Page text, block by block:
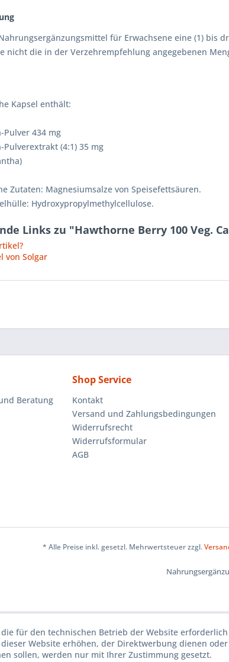
für Erwachsene eine (1) bis
nicht die in der Verzehrempfehlung angegebenen
Kapsel enthält:
434 mg
(4:1) 35 mg
Zutaten: Magnesiumsalze von Speisefettsäuren.
Hydroxypropylmethylcellulose.
Links zu "Hawthorne Berry 100 Veg.
von Solgar
Beratung
Shop Service
Kontakt
Versand und Zahlungsbedingungen
Widerrufsrecht
Widerrufsformular
AGB
* Alle Preise inkl. gesetzl. Mehrwertsteuer zzgl.
für den technischen Betrieb der Website
Website erhöhen, der Direktwerbung dienen
sollen, werden nur mit Ihrer Zustimmung gesetzt.